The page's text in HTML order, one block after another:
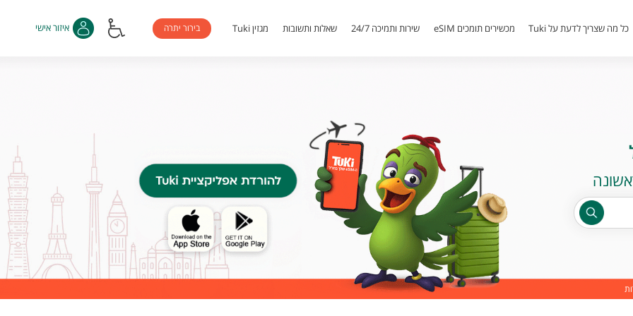
כל מה שצריך לדעת על Tuki מכשירים תומכים eSIM שירות ותמיכה 24/7 שאלות ותשובות מגזין Tuki בירור יתרה איזור אישי